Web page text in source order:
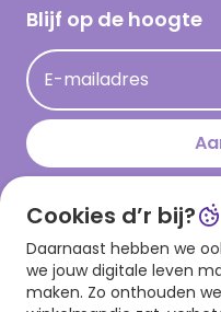
Hallmark Kaartclub
Acties
Persberichten
Op kamp gedichten en
Leuke en grappige op
kamppost inspiratie
Blijf op de hoogte
E-mailadres
Download onze app
Cookies d’r bij?
Daarnaast hebben we
we jouw digitale leven
maken. Zo onthouden